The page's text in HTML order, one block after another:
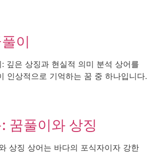
이
깊은 상징과 현실적 의미 분석 상어를
인상적으로 기억하는 꿈 중 하나입니다.
꿈풀이와 상징
상징 상어는 바다의 포식자이자 강한